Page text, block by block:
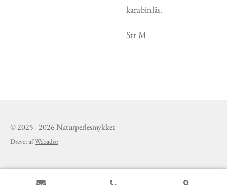
karabinlås.
Str M
© 2025 - 2026 Naturperlesmykket
Drevet afWebador